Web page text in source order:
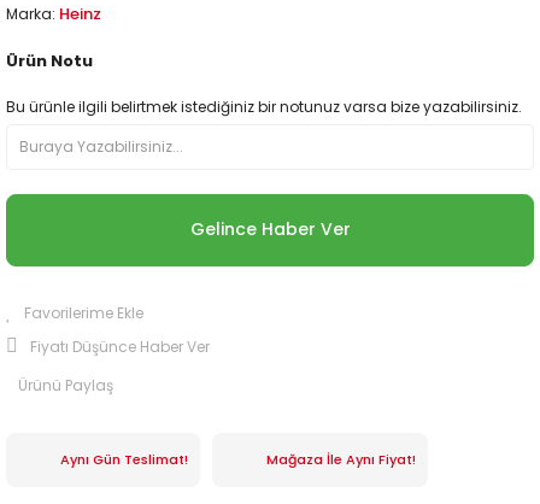
Marka: Heinz
Ürün Notu
Bu ürünle ilgili belirtmek istediğiniz bir notunuz varsa bize yazabilirsiniz.
Gelince Haber Ver
Fiyatı Düşünce Haber Ver
Ürünü Paylaş
Aynı Gün Teslimat! Mağaza İle Aynı Fiyat!